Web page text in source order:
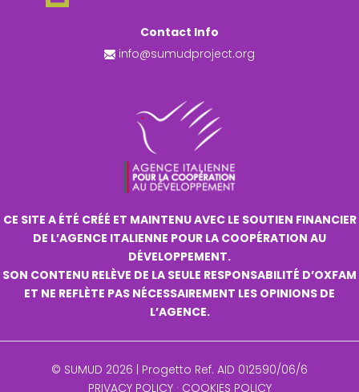
Contact Info
info@sumudproject.org
CE SITE A ÉTÉ CRÉÉ ET MAINTENU AVEC LE SOUTIEN FINANCIER
DE L’AGENCE ITALIENNE POUR LA COOPÉRATION AU
DÉVELOPPEMENT.
SON CONTENU RELÈVE DE LA SEULE RESPONSABILITÉ D’OXFAM
ET NE REFLÈTE PAS NÉCESSAIREMENT LES OPINIONS DE
L’AGENCE.
© SUMUD 2026 | Progetto Ref. AID 012590/06/6
PRIVACY POLICY · COOKIES POLICY